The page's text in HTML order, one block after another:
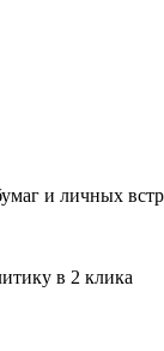
и личных
в 2 клика